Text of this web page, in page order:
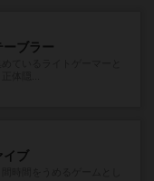
ーブラー
イブ